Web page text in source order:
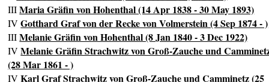
IIIMaria Gräfin von Hohenthal (14 Apr 1838 - 30 May 1893)
IVGotthard Graf von der Recke von Volmerstein (4 Sep 1874 - )
IIIMelanie Gräfin von Hohenthal (8 Jan 1840 - 3 Dec 1922)
IVMelanie Gräfin Strachwitz von Groß-Zauche und
(28 Mar 1861 - )
IVKarl Graf Strachwitz von Groß-Zauche und Camminetz (25